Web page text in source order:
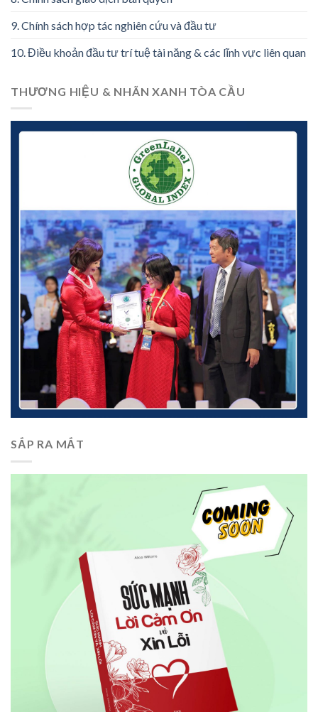
9. Chính sách hợp tác nghiên cứu và đầu tư
10. Điều khoản đầu tư trí tuệ tài năng & các lĩnh vực liên quan
THƯƠNG HIỆU & NHÃN XANH TÒA CẦU
SẮP RA MẮT